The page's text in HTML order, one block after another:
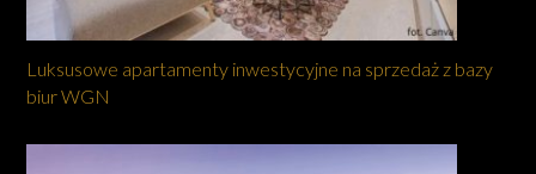
Luksusowe apartamenty inwestycyjne na sprzedaż z bazy
biur WGN